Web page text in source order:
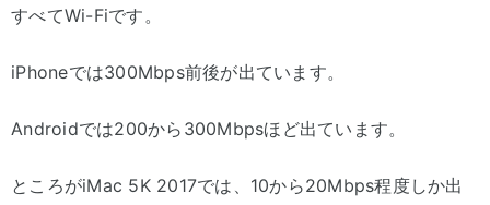
すべてWi-Fiです。
iPhoneでは300Mbps前後が出ています。
Androidでは200から300Mbpsほど出ています。
ところがiMac 5K 2017では、10から20Mbps程度しか出